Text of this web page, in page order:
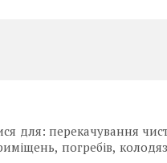
для: перекачування
погребів,